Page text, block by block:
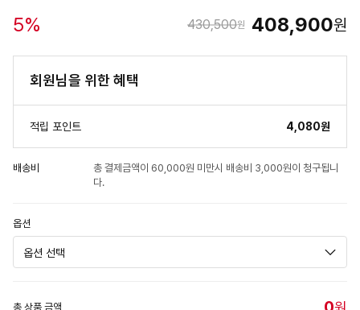
5% 430,500원 408,900원
회원님을 위한 혜택
적립 포인트 4,080원
배송비
총 결제금액이 60,000원 미만시 배송비 3,000원이 청구됩니
다.
옵션
총 상품 금액